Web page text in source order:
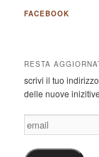
FACEBOOK
RESTA
scrivi il tuo
delle nuove inizitive
email